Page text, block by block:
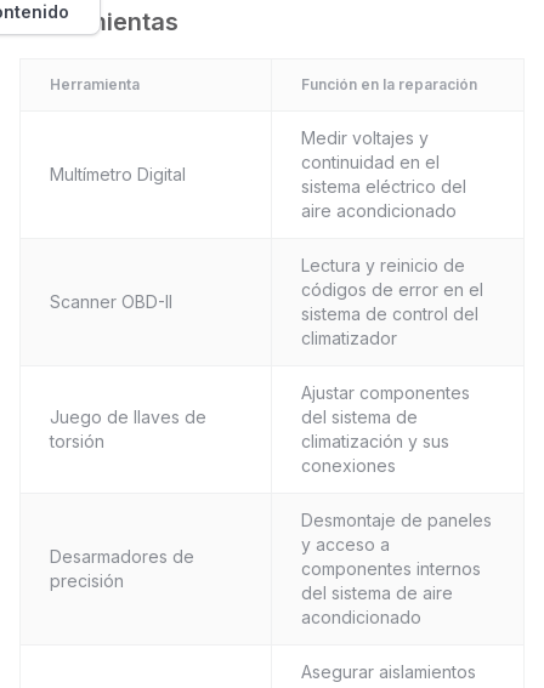
Herramientas
Herramienta Función en la reparación
Multímetro Digital
Medir voltajes y
continuidad en el
sistema eléctrico del
aire acondicionado
Scanner OBD-II
Lectura y reinicio de
códigos de error en el
sistema de control del
climatizador
Juego de llaves de
torsión
Ajustar componentes
del sistema de
climatización y sus
conexiones
Desarmadores de
precisión
Desmontaje de paneles
y acceso a
componentes internos
del sistema de aire
acondicionado
Asegurar aislamientos